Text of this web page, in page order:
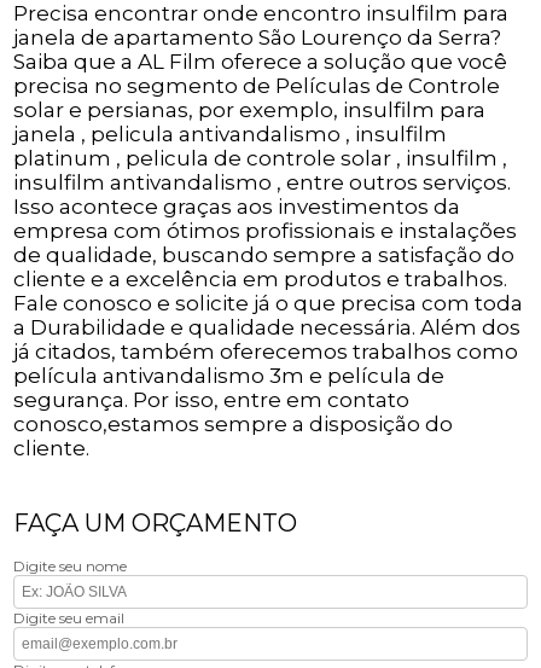
Precisa encontrar onde encontro insulfilm para
janela de apartamento São Lourenço da Serra?
Saiba que a AL Film oferece a solução que você
precisa no segmento de Películas de Controle
solar e persianas, por exemplo, insulfilm para
janela , pelicula antivandalismo , insulfilm
platinum , pelicula de controle solar , insulfilm ,
insulfilm antivandalismo , entre outros serviços.
Isso acontece graças aos investimentos da
empresa com ótimos profissionais e instalações
de qualidade, buscando sempre a satisfação do
cliente e a excelência em produtos e trabalhos.
Fale conosco e solicite já o que precisa com toda
a Durabilidade e qualidade necessária. Além dos
já citados, também oferecemos trabalhos como
película antivandalismo 3m e película de
segurança. Por isso, entre em contato
conosco,estamos sempre a disposição do
cliente.
FAÇA UM ORÇAMENTO
Digite seu nome
Digite seu email